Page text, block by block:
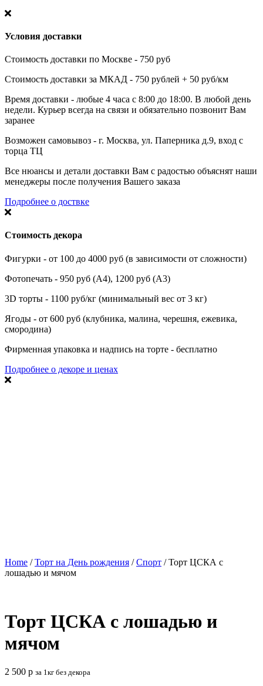
Условия доставки
Стоимость доставки по Москве - 750 руб
Стоимость доставки за МКАД - 750 рублей + 50 руб/км
Время доставки - любые 4 часа с 8:00 до 18:00. В любой день
недели. Курьер всегда на связи и обязательно позвонит Вам
заранее
Возможен самовывоз - г. Москва, ул. Паперника д.9, вход с
торца ТЦ
Все нюансы и детали доставки Вам с радостью объяснят наши
менеджеры после получения Вашего заказа
Подробнее о доствке
Стоимость декора
Фигурки - от 100 до 4000 руб (в зависимости от сложности)
Фотопечать - 950 руб (А4), 1200 руб (А3)
3D торты - 1100 руб/кг (минимальный вес от 3 кг)
Ягоды - от 600 руб (клубника, малина, черешня, ежевика,
смородина)
Фирменная упаковка и надпись на торте - бесплатно
Подробнее о декоре и ценах
Home /Торт на День рождения /Спорт / Торт ЦСКА с
лошадью и мячом
Торт ЦСКА с лошадью и
мячом
2 500 р за 1кг без декора